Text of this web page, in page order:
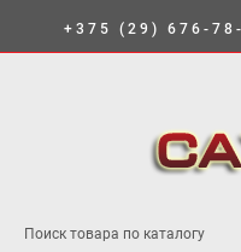
+375 (29) 676-